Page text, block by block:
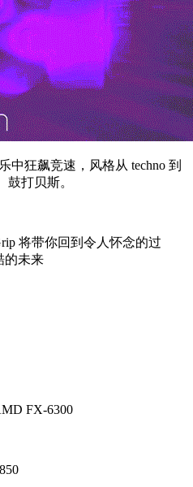
中狂飙竞速，风格从 techno 到
鼓打贝斯。
将带你回到令人怀念的过
的未来
FX-6300